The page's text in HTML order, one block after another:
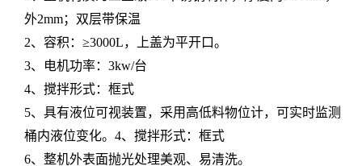
外2mm；双层带保温
2、容积：≥3000L，上盖为平开口。
3、电机功率：3kw/台
4、搅拌形式：框式
5、具有液位可视装置，采用高低料物位计，可实时监测
桶内液位变化。 4、搅拌形式：框式
6、整机外表面抛光处理美观、易清洗。